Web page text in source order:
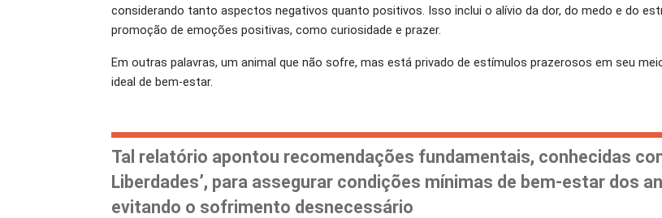
considerando tanto aspectos negativos quanto positivos. Isso inclui o alívio da dor, do medo e do
promoção de emoções positivas, como curiosidade e prazer.
Em outras palavras, um animal que não sofre, mas está privado de estímulos prazerosos em seu
ideal de bem-estar.
Tal relatório apontou recomendações fundamentais, conhecidas
Liberdades’, para assegurar condições mínimas de bem-estar dos
evitando o sofrimento desnecessário